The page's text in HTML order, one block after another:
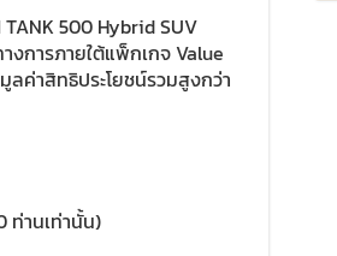
TANK 500 Hybrid SUV
งการภายใต้แพ็กเกจ Value
ลค่าสิทธิประโยชน์รวมสูงกว่า
ท่านเท่านั้น)